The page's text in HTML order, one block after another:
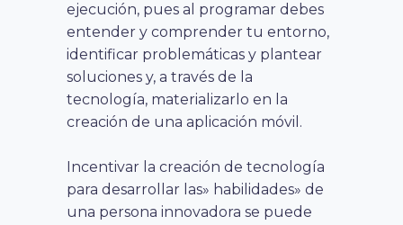
ejecución, pues al programar debes
entender y comprender tu entorno,
identificar problemáticas y plantear
soluciones y, a través de la
tecnología, materializarlo en la
creación de una aplicación móvil.
Incentivar la creación de tecnología
para desarrollar las» habilidades» de
una persona innovadora se puede